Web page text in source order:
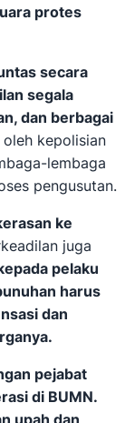
protes
secara
segala
dan berbagai
kepolisian
lembaga
pengusutan.
ke
juga
pelaku
harus
dan
pejabat
di BUMN.